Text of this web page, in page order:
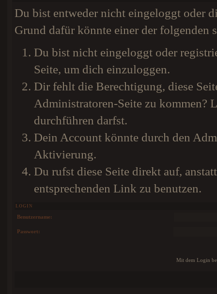
Du bist entweder nicht eingeloggt oder
Grund dafür könnte einer der folgenden
Du bist nicht eingeloggt oder
Seite, um dich einzuloggen.
Dir fehlt die Berechtigung, diese
Administratoren-Seite zu kommen?
durchführen darfst.
Dein Account könnte durch den
Aktivierung.
Du rufst diese Seite direkt auf,
entsprechenden Link zu benutzen.
LOGIN
Benutzername:
Passwort:
Mit dem Login